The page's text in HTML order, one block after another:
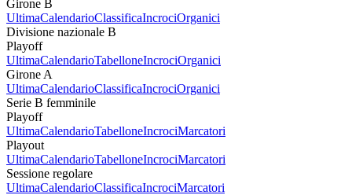
Girone B
UltimaCalendarioClassificaIncrociOrganici
Divisione nazionale B
Playoff
UltimaCalendarioTabelloneIncrociOrganici
Girone A
UltimaCalendarioClassificaIncrociOrganici
Serie B femminile
Playoff
UltimaCalendarioTabelloneIncrociMarcatori
Playout
UltimaCalendarioTabelloneIncrociMarcatori
Sessione regolare
UltimaCalendarioClassificaIncrociMarcatori